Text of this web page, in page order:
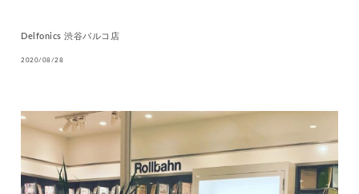
Delfonics 渋谷パルコ店
2020/08/28